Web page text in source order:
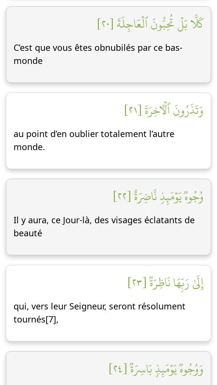
كَلَّا بَلۡ تُحِبُّونَ ٱلۡعَاجِلَةَ [٢٠]
C’est que vous êtes obnubilés par ce bas-
monde
وَتَذَرُونَ ٱلۡأٓخِرَةَ [٢١]
au point d’en oublier totalement l’autre
monde.
وُجُوهٞ يَوۡمَئِذٖ نَّاضِرَةٌ [٢٢]
Il y aura, ce Jour-là, des visages éclatants de
beauté
إِلَىٰ رَبِّهَا نَاظِرَةٞ [٢٣]
qui, vers leur Seigneur, seront résolument
tournés[7],
وَوُجُوهٞ يَوۡمَئِذِۭ بَاسِرَةٞ [٢٤]